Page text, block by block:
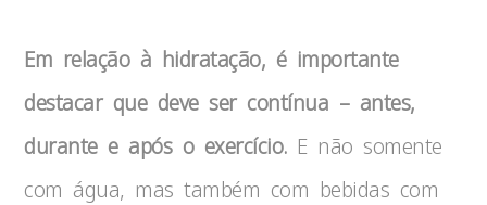
Em relação à hidratação, é importante
destacar que deve ser contínua – antes,
durante e após o exercício. E não somente
com água, mas também com bebidas com